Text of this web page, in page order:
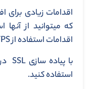
اقدامات زیادی
که میتوانید از
اقدامات استفاده از HTTPS است.
استفاده کنید.